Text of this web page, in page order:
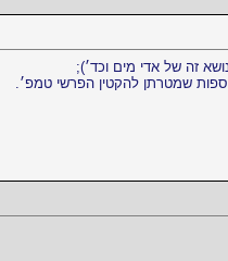
זה של אדי מים וכד׳);
שמטרתן להקטין הפרשי טמפ׳.